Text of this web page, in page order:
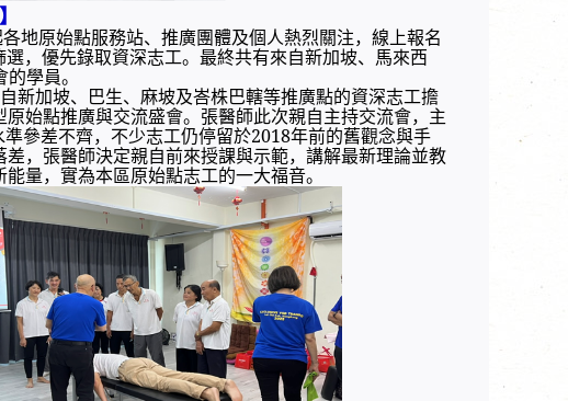
地原始點服務站、推廣團體及個人熱烈關注，線上報名
，優先錄取資深志工。最終共有來自新加坡、馬來西
學員。
新加坡、巴生、麻坡及峇株巴轄等推廣點的資深志工擔
始點推廣與交流盛會。張醫師此次親自主持交流會，主
參差不齊，不少志工仍停留於2018年前的舊觀念與手
，張醫師決定親自前來授課與示範，講解最新理論並教
量，實為本區原始點志工的一大福音。